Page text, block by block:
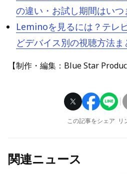
の違い・お試し期間はいつ
Leminoを見るには？テレ
どデバイス別の視聴方法ま
【制作・編集：Blue Star
この記事をシェア リ
関連ニュース